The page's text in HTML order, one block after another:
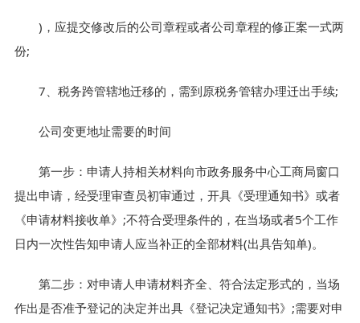
)，应提交修改后的公司章程或者公司章程的修正案一式两
份;
7、税务跨管辖地迁移的，需到原税务管辖办理迁出手续;
公司变更地址需要的时间
第一步：申请人持相关材料向市政务服务中心工商局窗口
提出申请，经受理审查员初审通过，开具《受理通知书》或者
《申请材料接收单》;不符合受理条件的，在当场或者5个工作
日内一次性告知申请人应当补正的全部材料(出具告知单)。
第二步：对申请人申请材料齐全、符合法定形式的，当场
作出是否准予登记的决定并出具《登记决定通知书》;需要对申